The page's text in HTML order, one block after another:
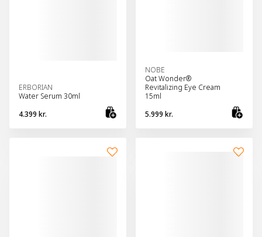
ERBORIAN
Water Serum 30ml
4.399 kr.
NOBE
Oat Wonder®
Revitalizing Eye Cream
15ml
5.999 kr.